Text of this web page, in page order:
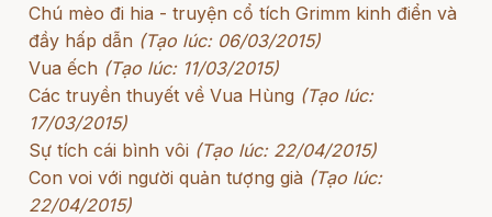
Chú mèo đi hia - truyện cổ tích Grimm kinh điển và
đầy hấp dẫn (Tạo lúc: 06/03/2015)
Vua ếch (Tạo lúc: 11/03/2015)
Các truyền thuyết về Vua Hùng (Tạo lúc:
17/03/2015)
Sự tích cái bình vôi (Tạo lúc: 22/04/2015)
Con voi với người quản tượng già (Tạo lúc:
22/04/2015)